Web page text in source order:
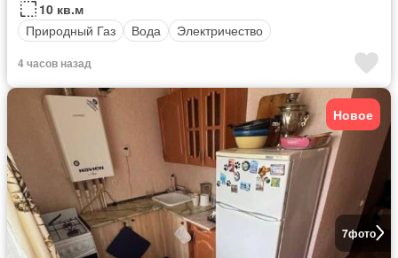
10 кв.м
Природный Газ
Вода Электричество
4 часов назад
7фото
Новое